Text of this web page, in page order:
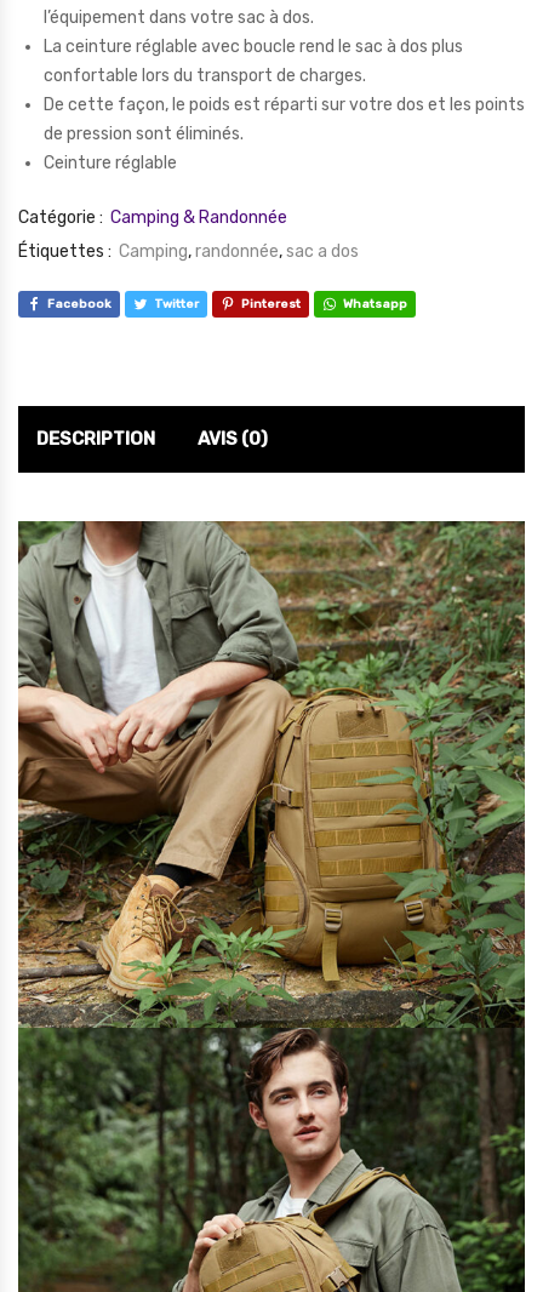
l’équipement dans votre sac à dos.
La ceinture réglable avec boucle rend le sac à dos plus
confortable lors du transport de charges.
De cette façon, le poids est réparti sur votre dos et les points
de pression sont éliminés.
Ceinture réglable
Catégorie : Camping & Randonnée
Étiquettes : Camping,randonnée,sac a dos
Facebook Twitter Pinterest Whatsapp
DESCRIPTION AVIS (0)